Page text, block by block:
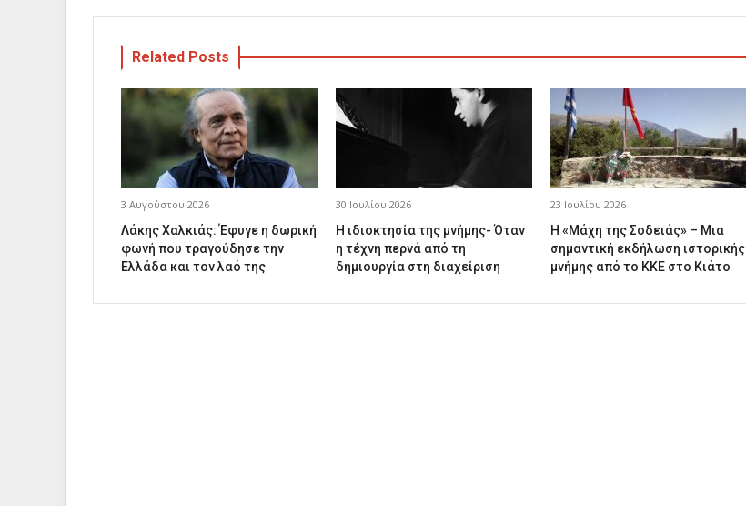
Related Posts
3 Αυγούστου 2026
Λάκης Χαλκιάς: Έφυγε η δωρική
φωνή που τραγούδησε την
Ελλάδα και τον λαό της
30 Ιουλίου 2026
Η ιδιοκτησία της μνήμης- Όταν
η τέχνη περνά από τη
δημιουργία στη διαχείριση
23 Ιουλίου 2026
Η «Μάχη της Σοδειάς» – Μια
σημαντική εκδήλωση ιστορικής
μνήμης από το ΚΚΕ στο Κιάτο